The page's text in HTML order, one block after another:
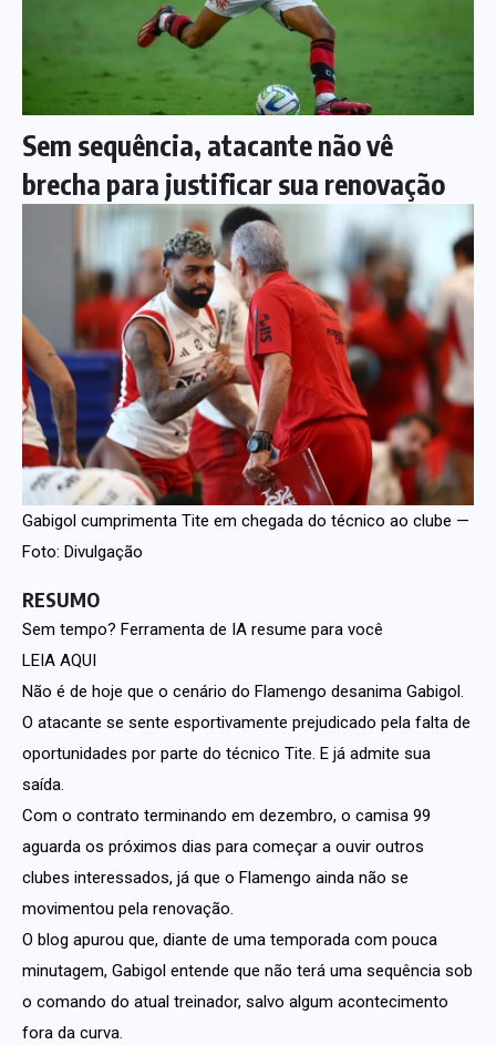
Sem sequência, atacante não vê
brecha para justificar sua renovação
Gabigol cumprimenta Tite em chegada do técnico ao clube —
Foto: Divulgação
RESUMO
Sem tempo? Ferramenta de IA resume para você
LEIA AQUI
Não é de hoje que o cenário do Flamengo desanima Gabigol.
O atacante se sente esportivamente prejudicado pela falta de
oportunidades por parte do técnico Tite. E já admite sua
saída.
Com o contrato terminando em dezembro, o camisa 99
aguarda os próximos dias para começar a ouvir outros
clubes interessados, já que o Flamengo ainda não se
movimentou pela renovação.
O blog apurou que, diante de uma temporada com pouca
minutagem, Gabigol entende que não terá uma sequência sob
o comando do atual treinador, salvo algum acontecimento
fora da curva.